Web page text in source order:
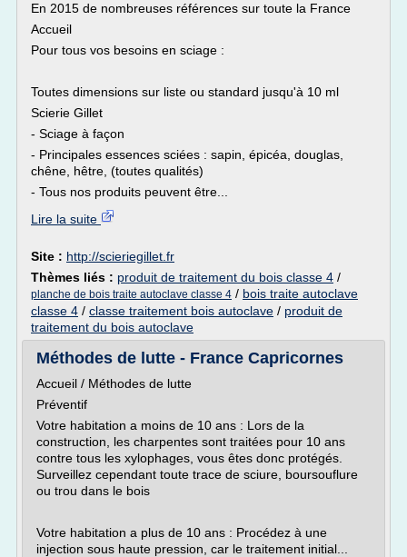
En 2015 de nombreuses références sur toute la France
Accueil
Pour tous vos besoins en sciage :
Toutes dimensions sur liste ou standard jusqu'à 10 ml
Scierie Gillet
- Sciage à façon
- Principales essences sciées : sapin, épicéa, douglas,
chêne, hêtre, (toutes qualités)
- Tous nos produits peuvent être...
Lire la suite
Site : http://scieriegillet.fr
Thèmes liés : produit de traitement du bois classe 4 /
planche de bois traite autoclave classe 4 / bois traite autoclave
classe 4 / classe traitement bois autoclave / produit de
traitement du bois autoclave
Méthodes de lutte - France Capricornes
Accueil / Méthodes de lutte
Préventif
Votre habitation a moins de 10 ans : Lors de la
construction, les charpentes sont traitées pour 10 ans
contre tous les xylophages, vous êtes donc protégés.
Surveillez cependant toute trace de sciure, boursouflure
ou trou dans le bois
Votre habitation a plus de 10 ans : Procédez à une
injection sous haute pression, car le traitement initial...